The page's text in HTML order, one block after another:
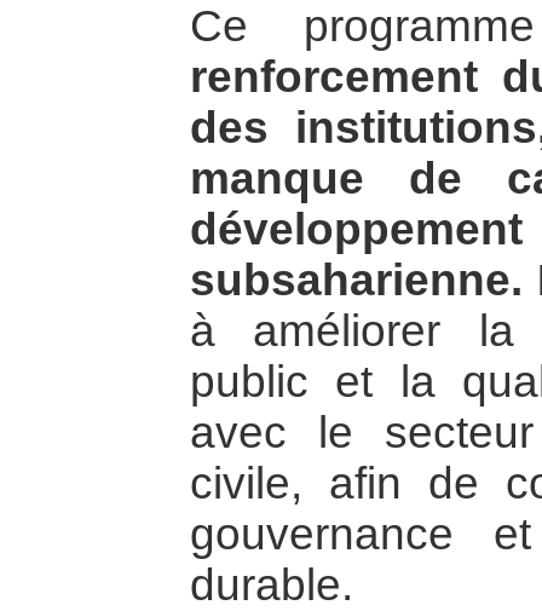
Ce
renforcement
des
manque de
subsaharienne.
à améliorer la
public et la
avec le
civile, afin de
gouvernance
durable.